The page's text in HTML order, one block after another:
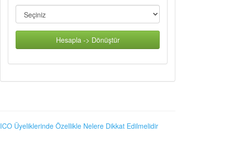
Hesapla -> Dönüştür
ICO Üyeliklerinde Özellikle Nelere Dikkat Edilmelidir